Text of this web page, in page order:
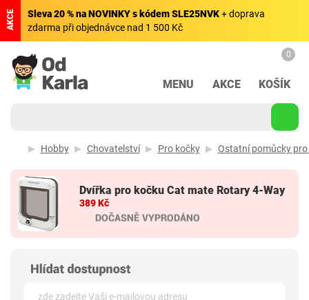
AKCE Sleva 20 % na NOVINKY s kódem SLE25NVK+ doprava
zdarma při objednávce nad 1 500 Kč
MENU AKCE
0
KOŠÍK
Hobby Chovatelství Pro kočky Ostatní pomůcky pro
Dvířka pro kočku Cat mate Rotary 4-Way
389 Kč